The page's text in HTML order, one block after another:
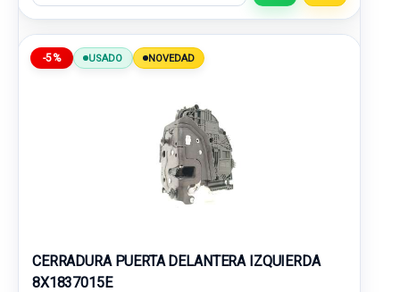
-5% USADO NOVEDAD
CERRADURA PUERTA DELANTERA IZQUIERDA
8X1837015E